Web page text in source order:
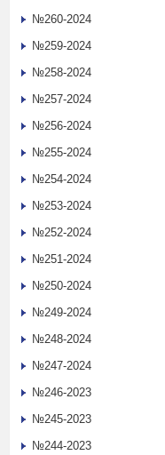
№260-2024
№259-2024
№258-2024
№257-2024
№256-2024
№255-2024
№254-2024
№253-2024
№252-2024
№251-2024
№250-2024
№249-2024
№248-2024
№247-2024
№246-2023
№245-2023
№244-2023